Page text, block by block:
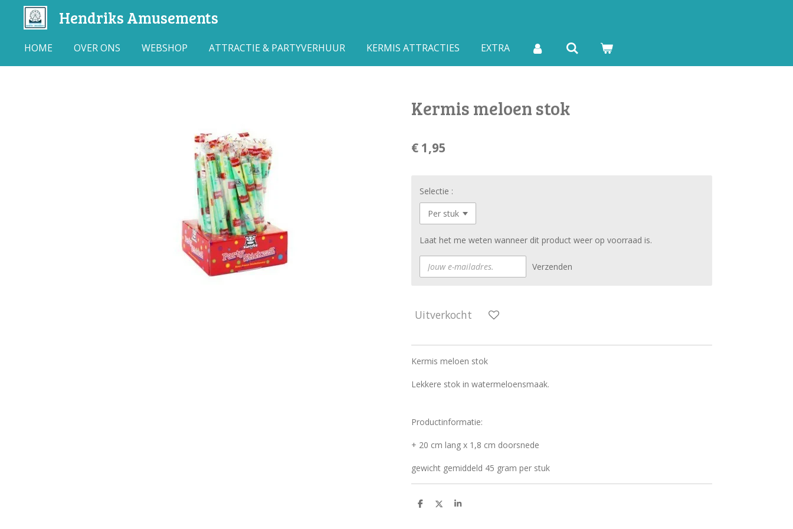
direct
Hendriks Amusements
HOME OVER ONS WEBSHOP ATTRACTIE & PARTYVERHUUR KERMIS ATTRACTIES EXTRA
Kermis meloen stok
€ 1,95
Selectie :
Laat het me weten wanneer dit product weer op voorraad is.
Verzenden
Uitverkocht
Kermis meloen stok
Lekkere stok in watermeloensmaak.
Productinformatie:
+ 20 cm lang x 1,8 cm doorsnede
gewicht gemiddeld 45 gram per stuk
D
D
S